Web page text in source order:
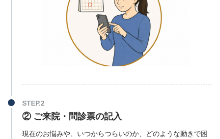
② ご来院・問診票の記入
現在のお悩みや、いつからつらいのか、どのような動きで困